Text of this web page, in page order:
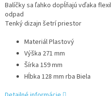
Balíčky sa ľahko dopĺňajú vďaka
odpad
Tenký dizajn šetrí priestor
MateriálPlastový
Výška 271 mm
Šírka 159 mm
Hĺbka 128 mm rba Biela